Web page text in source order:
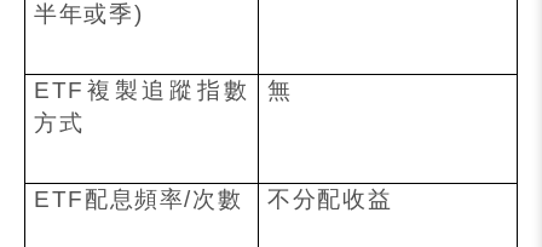
半年或季)
ETF 複製追蹤指數
方式
無
ETF配息頻率/次數 不分配收益